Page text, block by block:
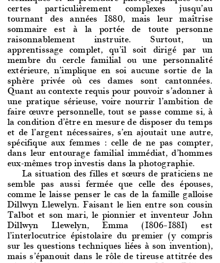
certes particulièrement complexes jusqu’au
tournant des années 1880, mais leur maîtrise
sommaire est à la portée de toute personne
raisonnablement instruite. Surtout, un
apprentissage complet, qu’il soit dirigé par un
membre du cercle familial ou une personnalité
extérieure, n’implique en soi aucune sortie de la
sphère privée où ces dames sont cantonnées.
Quant au contexte requis pour pouvoir s’adonner à
une pratique sérieuse, voire nourrir l’ambition de
faire œuvre personnelle, tout se passe comme si, à
la condition d’être en mesure de disposer du temps
et de l’argent nécessaires, s’en ajoutait une autre,
spécifique aux femmes : celle de ne pas compter,
dans leur entourage familial immédiat, d’hommes
eux-mêmes trop investis dans la photographie.
La situation des filles et sœurs de praticiens ne
semble pas aussi fermée que celle des épouses,
comme le laisse penser le cas de la famille galloise
Dillwyn Llewelyn. Faisant le lien entre son cousin
Talbot et son mari, le pionnier et inventeur John
Dillwyn Llewelyn, Emma (1806–1881) est
l’interlocutrice épistolaire du premier (y compris
sur les questions techniques liées à son invention),
mais s’épanouit dans le rôle de tireuse attitrée des